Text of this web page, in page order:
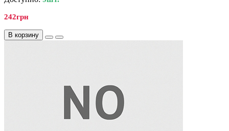
242грн
В корзину